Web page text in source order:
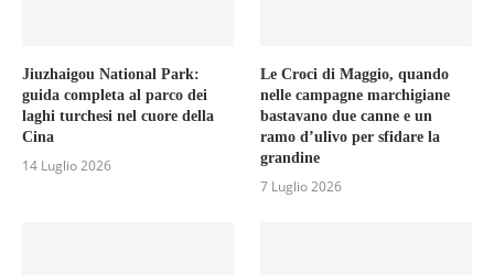
Jiuzhaigou National Park:
guida completa al parco dei
laghi turchesi nel cuore della
Cina
14 Luglio 2026
Le Croci di Maggio, quando
nelle campagne marchigiane
bastavano due canne e un
ramo d’ulivo per sfidare la
grandine
7 Luglio 2026